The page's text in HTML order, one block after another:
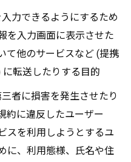
力できるようにするため
を入力画面に表示させた
て他のサービスなど (提携
転送したりする目的
者に損害を発生させたり
約に違反したユーザー
スを利用しようとするユ
に、利用態様、氏名や住